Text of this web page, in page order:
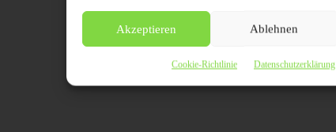
Akzeptieren Ablehnen
Cookie-Richtlinie Datenschutzerklärung